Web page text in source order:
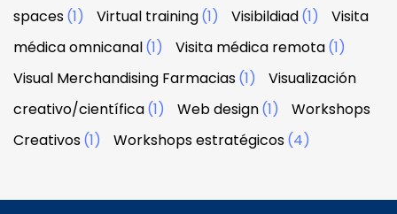
spaces(1) Virtual training(1) Visibildiad(1)
Visita
médica omnicanal(1) Visita médica remota(1)
Visual Merchandising Farmacias(1)
Visualización
creativo/científica(1) Web design(1)
Workshops
Creativos(1) Workshops estratégicos(4)